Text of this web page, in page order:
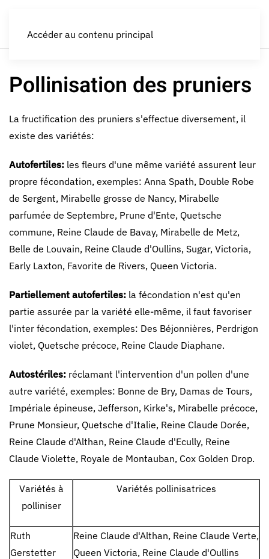
Accéder au contenu principal
Pollinisation des pruniers
La fructification des pruniers s'effectue diversement, il
existe des variétés:
Autofertiles: les fleurs d'une même variété assurent leur
propre fécondation, exemples: Anna Spath, Double Robe
de Sergent, Mirabelle grosse de Nancy, Mirabelle
parfumée de Septembre, Prune d'Ente, Quetsche
commune, Reine Claude de Bavay, Mirabelle de Metz,
Belle de Louvain, Reine Claude d'Oullins, Sugar, Victoria,
Early Laxton, Favorite de Rivers, Queen Victoria.
Partiellement autofertiles: la fécondation n'est qu'en
partie assurée par la variété elle-même, il faut favoriser
l'inter fécondation, exemples: Des Béjonnières, Perdrigon
violet, Quetsche précoce, Reine Claude Diaphane.
Autostériles: réclamant l'intervention d'un pollen d'une
autre variété, exemples: Bonne de Bry, Damas de Tours,
Impériale épineuse, Jefferson, Kirke's, Mirabelle précoce,
Prune Monsieur, Quetsche d'Italie, Reine Claude Dorée,
Reine Claude d'Althan, Reine Claude d'Ecully, Reine
Claude Violette, Royale de Montauban, Cox Golden Drop.
Variétés à
polliniser
Variétés pollinisatrices
Ruth
Gerstetter
Reine Claude d'Althan, Reine Claude Verte,
Queen Victoria, Reine Claude d'Oullins